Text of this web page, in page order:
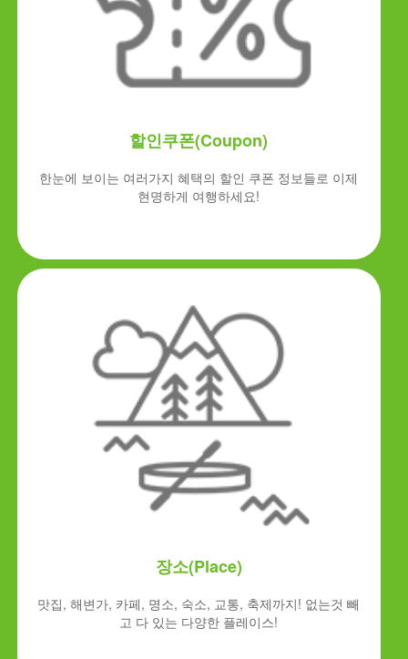
할인쿠폰(Coupon)
한눈에 보이는 여러가지 혜택의 할인 쿠폰 정보들로 이제
현명하게 여행하세요!
장소(Place)
맛집, 해변가, 카페, 명소, 숙소, 교통, 축제까지! 없는것 빼
고 다 있는 다양한 플레이스!